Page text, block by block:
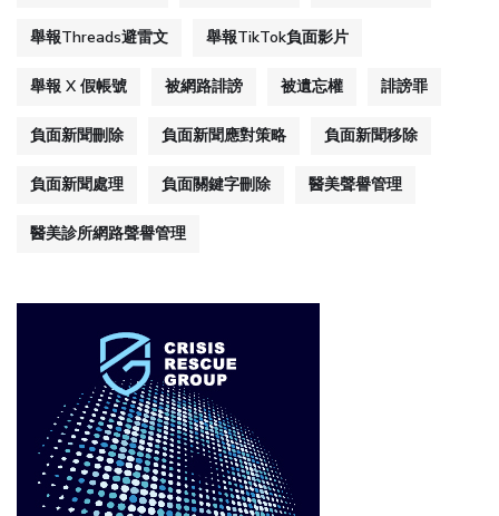
舉報Threads避雷文 舉報TikTok負面影片
舉報 X 假帳號 被網路誹謗 被遺忘權 誹謗罪
負面新聞刪除 負面新聞應對策略 負面新聞移除
負面新聞處理 負面關鍵字刪除 醫美聲譽管理
醫美診所網路聲譽管理